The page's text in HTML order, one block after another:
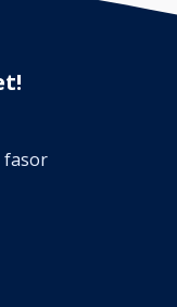
fasor